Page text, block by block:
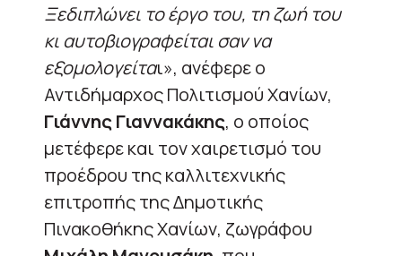
Ξεδιπλώνει το έργο του, τη ζωή του
κι αυτοβιογραφείται σαν να
εξομολογείται», ανέφερε ο
Αντιδήμαρχος Πολιτισμού Χανίων,
Γιάννης Γιαννακάκης, ο οποίος
μετέφερε και τον χαιρετισμό του
προέδρου της καλλιτεχνικής
επιτροπής της Δημοτικής
Πινακοθήκης Χανίων, ζωγράφου